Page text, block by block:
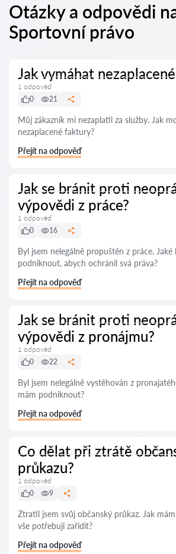
Otázky a odpovědi
Sportovní právo
Jak vymáhat
1 odpověď
0
21
Můj zákazník mi nezaplatil za služby. Jak
nezaplacené faktury?
Přejít na odpověď
Jak se bránit proti
výpovědi z práce?
1 odpověď
0
16
Byl jsem nelegálně propuštěn z práce.
podniknout, abych ochránil svá práva?
Přejít na odpověď
Jak se bránit proti
výpovědi z pronájmu?
1 odpověď
0
22
Byl jsem nelegálně vystěhován z
mám podniknout?
Přejít na odpověď
Co dělat při ztrátě
průkazu?
1 odpověď
0
9
Ztratil jsem svůj občanský průkaz. Jak
vše potřebuji zařídit?
Přejít na odpověď